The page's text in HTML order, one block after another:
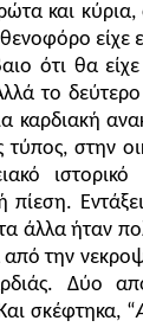
και
ότι θα
το
καρδιακή
τύπος, στην
πίεση. Εντάξει
άλλα ήταν
από την
Δύο
σκέφτηκα, “